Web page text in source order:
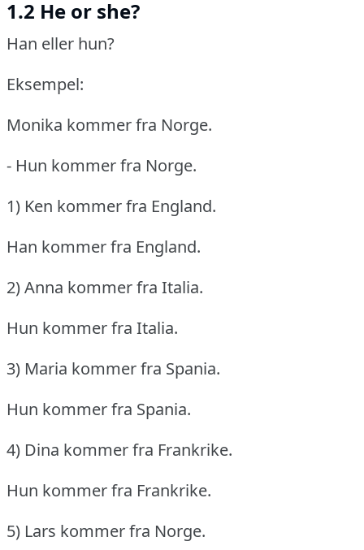
1.2 He or she?
Han eller hun?
Eksempel:
Monika kommer fra Norge.
- Hun kommer fra Norge.
1) Ken kommer fra England.
Han kommer fra England.
2) Anna kommer fra Italia.
Hun kommer fra Italia.
3) Maria kommer fra Spania.
Hun kommer fra Spania.
4) Dina kommer fra Frankrike.
Hun kommer fra Frankrike.
5) Lars kommer fra Norge.